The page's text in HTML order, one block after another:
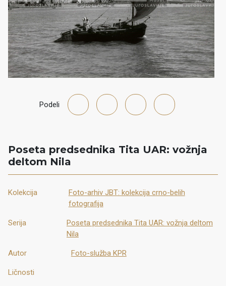
Podeli
Poseta predsednika Tita UAR: vožnja
deltom Nila
Kolekcija
Foto-arhiv JBT: kolekcija crno-belih
fotografija
Serija
Poseta predsednika Tita UAR: vožnja deltom
Nila
Autor Foto-služba KPR
Ličnosti